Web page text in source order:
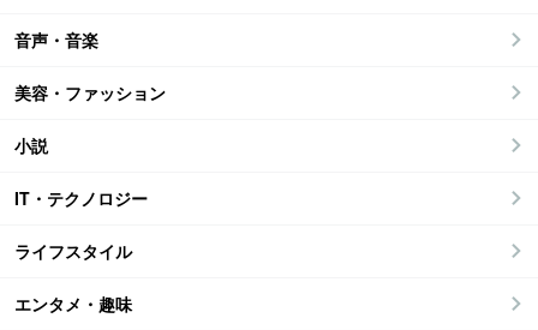
音声・音楽
美容・ファッション
小説
IT・テクノロジー
ライフスタイル
エンタメ・趣味